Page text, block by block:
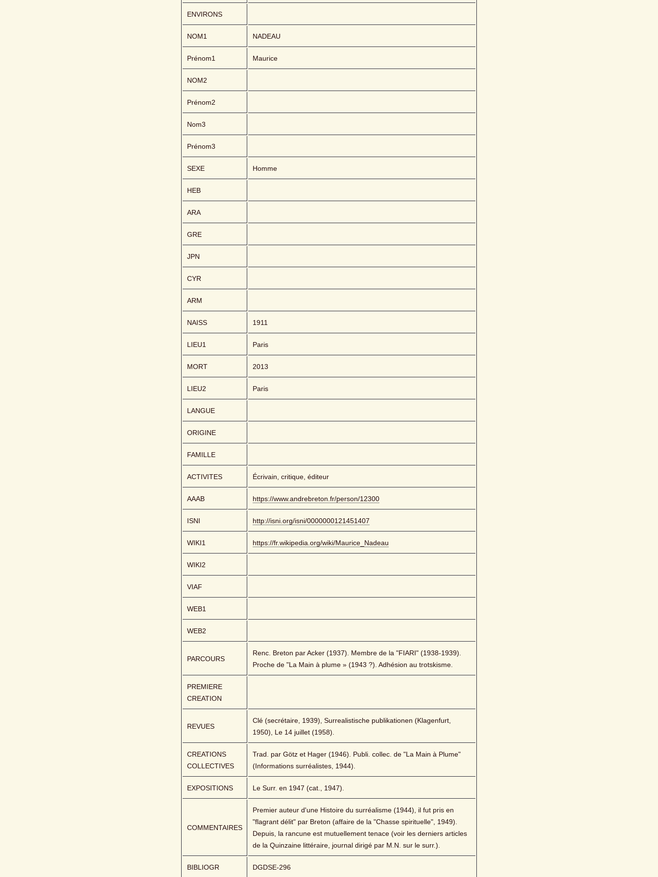
ENVIRONS
NOM1 NADEAU
Prénom1 Maurice
NOM2
Prénom2
Nom3
Prénom3
SEXE Homme
HEB
ARA
GRE
JPN
CYR
ARM
NAISS 1911
LIEU1 Paris
MORT 2013
LIEU2 Paris
LANGUE
ORIGINE
FAMILLE
ACTIVITES Écrivain, critique, éditeur
AAAB https://www.andrebreton.fr/person/12300
ISNI http://isni.org/isni/0000000121451407
WIKI1 https://fr.wikipedia.org/wiki/Maurice_Nadeau
WIKI2
VIAF
WEB1
WEB2
PARCOURS
Renc. Breton par Acker (1937). Membre de la "FIARI" (1938-1939).
Proche de "La Main à plume » (1943 ?). Adhésion au trotskisme.
PREMIERE
CREATION
REVUES
Clé (secrétaire, 1939), Surrealistische publikationen (Klagenfurt,
1950), Le 14 juillet (1958).
CREATIONS
COLLECTIVES
Trad. par Götz et Hager (1946). Publi. collec. de "La Main à Plume"
(Informations surréalistes, 1944).
EXPOSITIONS Le Surr. en 1947 (cat., 1947).
COMMENTAIRES
Premier auteur d'une Histoire du surréalisme (1944), il fut pris en
"flagrant délit" par Breton (affaire de la "Chasse spirituelle", 1949).
Depuis, la rancune est mutuellement tenace (voir les derniers articles
de la Quinzaine littéraire, journal dirigé par M.N. sur le surr.).
BIBLIOGR DGDSE-296